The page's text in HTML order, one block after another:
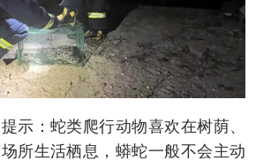
：蛇类爬行动物喜欢在树荫、
所生活栖息，蟒蛇一般不会主动